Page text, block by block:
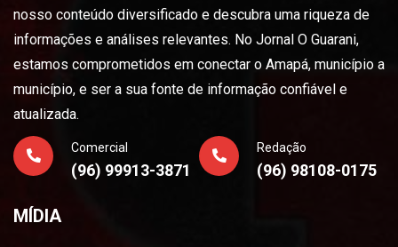
nosso conteúdo diversificado e descubra uma riqueza de
informações e análises relevantes. No Jornal O Guarani,
estamos comprometidos em conectar o Amapá, município a
município, e ser a sua fonte de informação confiável e
atualizada.
Comercial
(96) 99913-3871
Redação
(96) 98108-0175
MÍDIA